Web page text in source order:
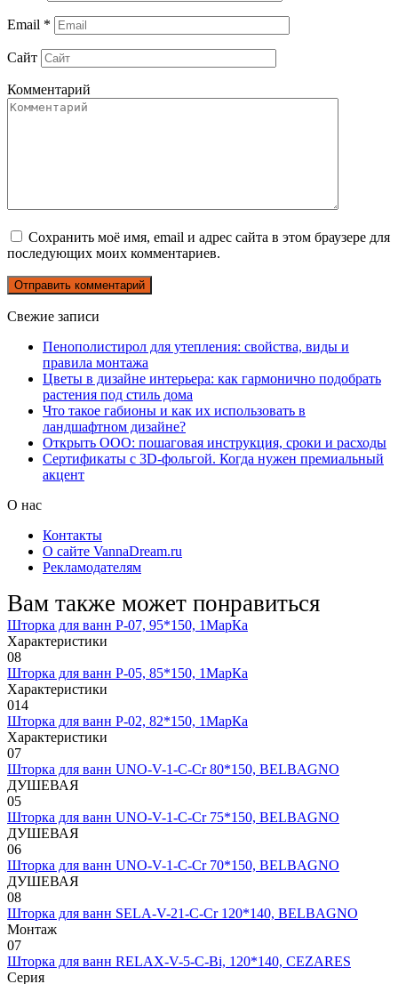
Email *
Сайт
Комментарий
Сохранить моё имя, email и адрес сайта в этом браузере для
последующих моих комментариев.
Свежие записи
Пенополистирол для утепления: свойства, виды и
правила монтажа
Цветы в дизайне интерьера: как гармонично подобрать
растения под стиль дома
Что такое габионы и как их использовать в
ландшафтном дизайне?
Открыть ООО: пошаговая инструкция, сроки и расходы
Сертификаты с 3D-фольгой. Когда нужен премиальный
акцент
О нас
Контакты
О сайте VannaDream.ru
Рекламодателям
Вам также может понравиться
Шторка для ванн Р-07, 95*150, 1МарКа
Характеристики
08
Шторка для ванн Р-05, 85*150, 1МарКа
Характеристики
014
Шторка для ванн Р-02, 82*150, 1МарКа
Характеристики
07
Шторка для ванн UNO-V-1-C-Cr 80*150, BELBAGNO
ДУШЕВАЯ
05
Шторка для ванн UNO-V-1-C-Cr 75*150, BELBAGNO
ДУШЕВАЯ
06
Шторка для ванн UNO-V-1-C-Cr 70*150, BELBAGNO
ДУШЕВАЯ
08
Шторка для ванн SELA-V-21-C-Cr 120*140, BELBAGNO
Монтаж
07
Шторка для ванн RELAX-V-5-C-Bi, 120*140, CEZARES
Серия